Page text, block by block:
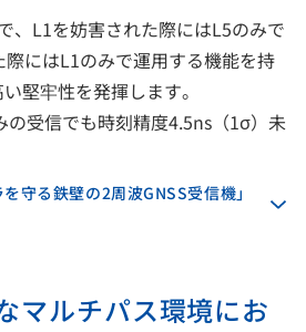
、L1を妨害された際にはL5のみで
にはL1のみで運用する機能を持
堅牢性を発揮します。
の受信でも時刻精度4.5ns（1σ）未
守る鉄壁の2周波GNSS受信機」
マルチパス環境にお